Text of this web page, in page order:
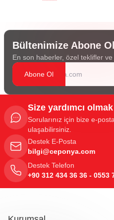
Bültenimize Abone
En son haberler, özel teklifler
Abone Ol
Size yardımcı
Sorularınız için bize e-
ulaşabilirsiniz.
Destek E-Posta
bilgi@ceponya.com
Destek Telefon
+90 312 434 36 36 - 0553